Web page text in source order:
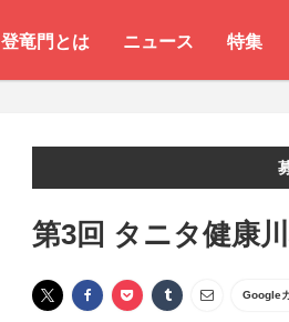
登竜門とは ニュース 特集
第3回 タニタ健康
Google